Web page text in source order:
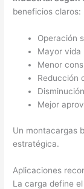
beneficios claros:
Operación
Mayor vida
Menor
Reducción
Mejor
Un montacargas
estratégica.
Aplicaciones
La carga define